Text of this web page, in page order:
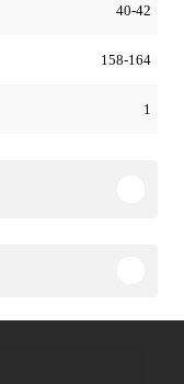
40-42
158-164
1